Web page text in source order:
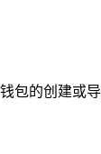
包的创建或